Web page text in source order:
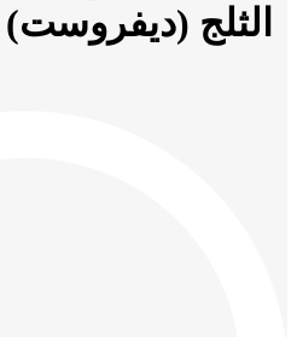
الثلج